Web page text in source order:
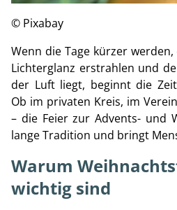
© Pixabay
Wenn die Tage kürzer
Lichterglanz erstrahlen und
der Luft liegt, beginnt die
Ob im privaten Kreis, im
– die Feier zur Advents- und
lange Tradition und bringt
Warum
wichtig sind